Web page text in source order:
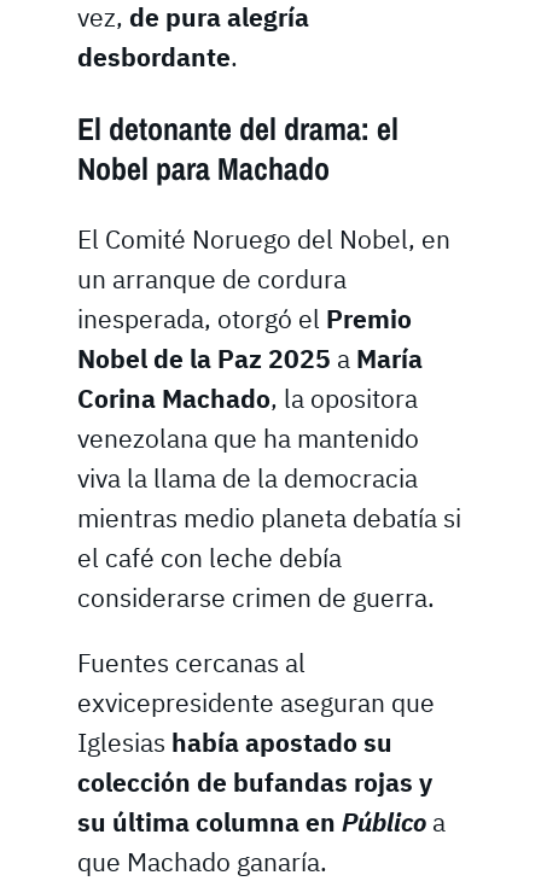
vez, de pura alegría
desbordante.
El detonante del drama: el
Nobel para Machado
El Comité Noruego del Nobel, en
un arranque de cordura
inesperada, otorgó el Premio
Nobel de la Paz 2025 a María
Corina Machado, la opositora
venezolana que ha mantenido
viva la llama de la democracia
mientras medio planeta debatía si
el café con leche debía
considerarse crimen de guerra.
Fuentes cercanas al
exvicepresidente aseguran que
Iglesias había apostado su
colección de bufandas rojas y
su última columna en Público a
que Machado ganaría.